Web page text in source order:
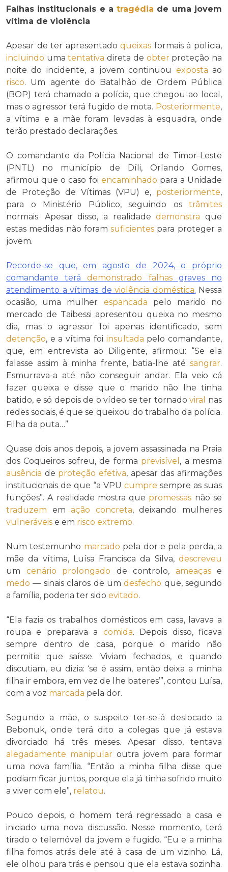
Falhas institucionais e atragédia de uma jovem
vítima de violência
Apesar de ter apresentadoqueixas formais à polícia,
incluindo umatentativa direta de obterproteção na
noite do incidente, a jovem continuou exposta ao
risco. Um agente do Batalhão de Ordem Pública
(BOP) terá chamado a polícia, que chegou ao local,
mas o agressor terá fugido de mota. Posteriormente,
a vítima e a mãe foram levadas à esquadra, onde
terão prestado declarações.
O comandante da Polícia Nacional de Timor-Leste
(PNTL) no município de Díli, Orlando Gomes,
afirmou que o caso foi encaminhado para a Unidade
de Proteção de Vítimas (VPU) e, posteriormente,
para o Ministério Público, seguindo os trâmites
normais. Apesar disso, a realidadedemonstra que
estas medidas não foramsuficientes para proteger a
jovem.
Recorde-se que, em agosto de 2024, o próprio
comandante terádemonstrado falhasgraves no
atendimento a vítimas de violência doméstica. Nessa
ocasião, uma mulher espancada pelo marido no
mercado de Taibessi apresentou queixa no mesmo
dia, mas o agressor foi apenas identificado, sem
detenção, e a vítima foi insultada pelo comandante,
que, em entrevista ao Diligente, afirmou: “Se ela
falasse assim à minha frente, batia-lhe até sangrar.
Esmurrava-a até não conseguir andar. Ela veio cá
fazer queixa e disse que o marido não lhe tinha
batido, e só depois de o vídeo se ter tornadoviral
nas
redes sociais, é que se queixou do trabalho da polícia.
Filha da puta…”
Quase dois anos depois, a jovem assassinada na Praia
dos Coqueiros sofreu, de forma previsível , a mesma
ausência de proteção efetiva, apesar das afirmações
institucionais de que “a VPU cumpre sempre as suas
funções”. A realidade mostra que promessas não se
traduzem emação concreta, deixando mulheres
vulneráveis e em risco extremo.
Num testemunho marcado pela dor e pela perda, a
mãe da vítima, Luísa Francisca da Silva, descreveu
um cenário prolongado de controlo, ameaçase
medo — sinais claros de umdesfecho que, segundo
a família, poderia ter sido evitado.
“Ela fazia os trabalhos domésticos em casa, lavava a
roupa e preparava a comida. Depois disso, ficava
sempre dentro de casa, porque o marido não
permitia que saísse. Viviam fechados, e quando
discutiam, eu dizia: ‘se é assim, então deixa a minha
filha ir embora, em vez de lhe bateres’”, contou Luísa,
com a voz marcada pela dor.
Segundo a mãe, o suspeito ter-se-á deslocado a
Bebonuk, onde terá dito a colegas que já estava
divorciado há três meses. Apesar disso, tentava
alegadamente manipular outra jovem para formar
uma nova família. “Então a minha filha disse que
podiam ficar juntos, porque ela já tinha sofrido muito
a viver com ele”, relatou.
Pouco depois, o homem terá regressado a casa e
iniciado uma nova discussão. Nesse momento, terá
tirado o telemóvel da jovem e fugido. “Eu e a minha
filha fomos atrás dele até à casa de um vizinho. Lá,
ele olhou para trás e pensou que ela estava sozinha.